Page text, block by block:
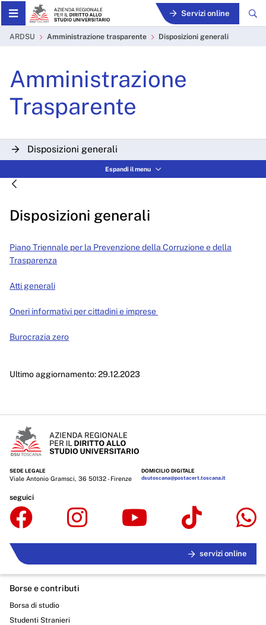
Skip to Main Content Servizi online
Disposizioni generali -
ARDSU Amministrazione trasparente Disposizioni generali
Amministrazione
Trasparente
Disposizioni generali
Personale
Bandi di concorso
Attività e procedimenti
Provvedimenti
Bandi di gara e contratti
Sovvenzioni, contributi, sussidi, vantaggi economici
Bilanci
Beni immobili e gestione patrimonio
Controlli e rilievi sull'amministrazione
Pagamenti dell'amministrazione
Opere pubbliche
Espandi il menu
Disposizioni generali
Piano Triennale per la Prevenzione della Corruzione e della
Trasparenza
Atti generali
Oneri informativi per cittadini e imprese
Burocrazia zero
Ultimo aggiornamento: 29.12.2023
SEDE LEGALE
Viale Antonio Gramsci, 36 50132 - Firenze
DOMICILIO DIGITALE
dsutoscana@postacert.toscana.it
seguici
servizi online
Borse e contributi
Borsa di studio
Studenti Stranieri